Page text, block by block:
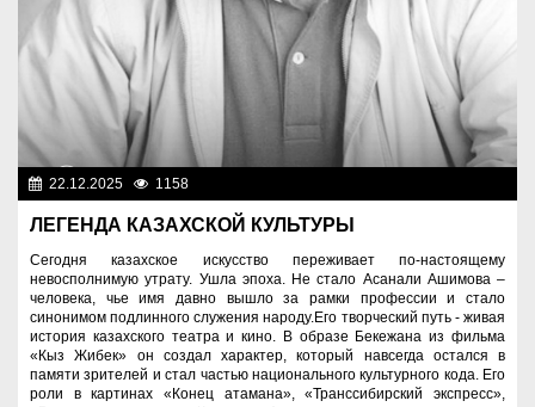
22.12.2025 1158
ЛЕГЕНДА КАЗАХСКОЙ КУЛЬТУРЫ
Сегодня казахское искусство переживает по-настоящему
невосполнимую утрату. Ушла эпоха. Не стало Асанали Ашимова –
человека, чье имя давно вышло за рамки профессии и стало
синонимом подлинного служения народу.Его творческий путь - живая
история казахского театра и кино. В образе Бекежана из фильма
«Кыз Жибек» он создал характер, который навсегда остался в
памяти зрителей и стал частью национального культурного кода. Его
роли в картинах «Конец атамана», «Транссибирский экспресс»,